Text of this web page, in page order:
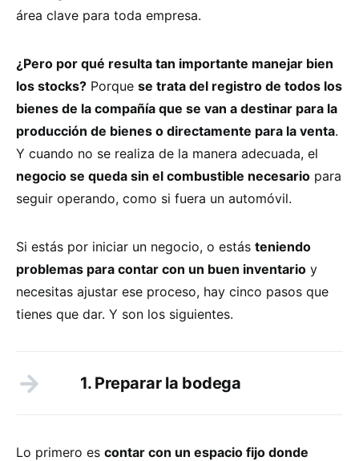
área clave para toda empresa.
¿Pero por qué resulta tan importante manejar bien
los stocks? Porque se trata del registro de todos los
bienes de la compañía que se van a destinar para la
producción de bienes o directamente para la venta.
Y cuando no se realiza de la manera adecuada, el
negocio se queda sin el combustible necesario para
seguir operando, como si fuera un automóvil.
Si estás por iniciar un negocio, o estás teniendo
problemas para contar con un buen inventario y
necesitas ajustar ese proceso, hay cinco pasos que
tienes que dar. Y son los siguientes.
1. Preparar la bodega
Lo primero es contar con un espacio fijo donde